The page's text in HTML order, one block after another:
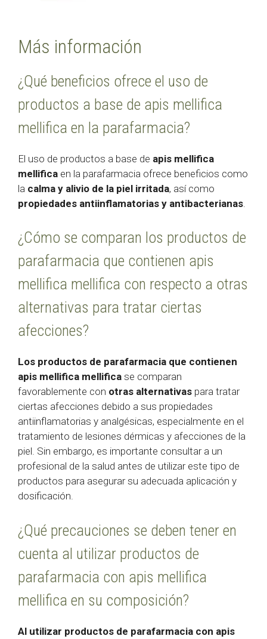
Más información
¿Qué beneficios ofrece el uso de
productos a base de apis mellifica
mellifica en la parafarmacia?
El uso de productos a base de apis mellifica
mellifica en la parafarmacia ofrece beneficios como
la calma y alivio de la piel irritada, así como
propiedades antiinflamatorias y antibacterianas
¿Cómo se comparan los productos de
parafarmacia que contienen apis
mellifica mellifica con respecto a otras
alternativas para tratar ciertas
afecciones?
Los productos de parafarmacia que contienen
apis mellifica mellifica se comparan
favorablemente con otras alternativas para tratar
ciertas afecciones debido a sus propiedades
antiinflamatorias y analgésicas, especialmente en el
tratamiento de lesiones dérmicas y afecciones de la
piel. Sin embargo, es importante consultar a un
profesional de la salud antes de utilizar este tipo de
productos para asegurar su adecuada aplicación y
dosificación.
¿Qué precauciones se deben tener en
cuenta al utilizar productos de
parafarmacia con apis mellifica
mellifica en su composición?
Al utilizar productos de parafarmacia con apis